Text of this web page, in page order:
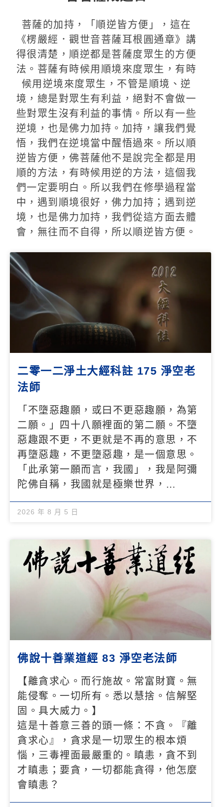
菩薩的加持，「順逆皆方便」，這在
《楞嚴經．觀世音菩薩耳根圓通章》講
得很清楚，順逆都是菩薩度眾生的方便
法。菩薩有時候用順境來度眾生，有時
候用逆境來度眾生，不管是順境、逆
境，總是對眾生有利益，絕對不會做一
些對眾生沒有利益的事情。所以有一些
逆境，也是佛力加持。加持，讓我們覺
悟，我們在逆境當中醒悟過來。所以順
逆皆方便，佛菩薩他不是說完全都是用
順的方法，有時候用逆的方法，這個我
們一定要明白。所以我們在修學過程當
中，遇到順境很好，佛力加持；遇到逆
境，也是佛力加持，我們從這方面去體
會，無往而不自得，所以順逆皆方便。
二零一二淨土大經科註 175 淨空老
法師
「不墮惡趣願，或曰不更惡趣願，為第
二願。」四十八願裡面的第二願。不墮
惡趣跟不更，不更就是不再的意思，不
再墮惡趣，不更墮惡趣，是一個意思。
「此承第一願而言，我國」，我是阿彌
陀佛自稱，我國就是極樂世界，…
2026 年 8 月 5 日
佛說十善業道經 83 淨空老法師
【離貪求心。而行施故。常富財寶。無
能侵奪。一切所有。悉以慧捨。信解堅
固。具大威力。】
這是十善意三善的頭一條：不貪。『離
貪求心』，貪求是一切眾生的根本煩
惱，三毒裡面最嚴重的。瞋恚，貪不到
才瞋恚；要貪，一切都能貪得，他怎麼
會瞋恚？